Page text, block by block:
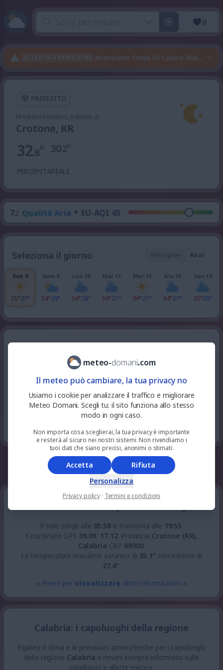
0
ALLERTA ARANCIONE Arancione Onda Di Calore Allerta ·
Crotone, KR
32.8°
PERCEPITA
30.2°
REALE
7.2 Qualità Aria • EU-AQI 45
Seleziona il giorno Reali
Sab 8
35°27°
Dom 9
34°29°
Lun 10
34°28°
Mar 11
34°27°
Mer 12
34°27°
Gio 13
34°27°
Ven 14
35°28°
32° UV 0
sereno
0%
UV 0
sereno
whatsapp facebook telegram
Il sole sorge alle 05:58e tramonta alle 19:55.
Coordinate GPS 39.09, 17.12. Provincia Crotone (KR),
Calabria CAP 88900.
Le temperature massime saranno di 35.1° con minime di
27.4°.
» Premi pervisualizzare altre informazioni «
Calabria: i capoluoghi della regione
Esplora il clima e le previsioni atmosferiche per i capoluoghi
della regione Calabria e rimani sempre informato sulle
condizioni e allerte meteo.
meteo-domani.com
Il meteo può cambiare, la tua privacy no
Usiamo i cookie per analizzare il traffico e migliorare
Meteo Domani. Scegli tu: il sito funziona allo stesso
modo in ogni caso.
Non importa cosa sceglierai, la tua privacy è importante
e resterà al sicuro nei nostri sistemi. Non rivendiamo i
tuoi dati che siano precisi, anonimi o stimati.
Accetta
Rifiuta
Personalizza
Privacy policy · Termini e condizioni